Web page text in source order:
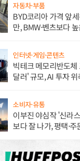
자동차·부품
BYD코리아 가격 앞
만, BMW·벤츠보다
인터넷·게임·콘텐츠
빅테크 메모리반도
달러' 규모, AI 투자
소비자·유통
이부진 야심작 '신라
보다 잘 나가, 평택·주